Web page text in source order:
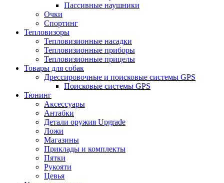
Пассивные наушники
Очки
Спортинг
Тепловизоры
Тепловизионные насадки
Тепловизионные приборы
Тепловизионные прицелы
Товары для собак
Дрессировочные и поисковые системы GPS
Поисковые системы GPS
Тюнинг
Аксессуары
Антабки
Детали оружия Upgrade
Ложи
Магазины
Приклады и комплекты
Пятки
Рукояти
Цевья